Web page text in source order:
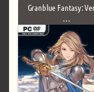
Granblue Fantasy:
…